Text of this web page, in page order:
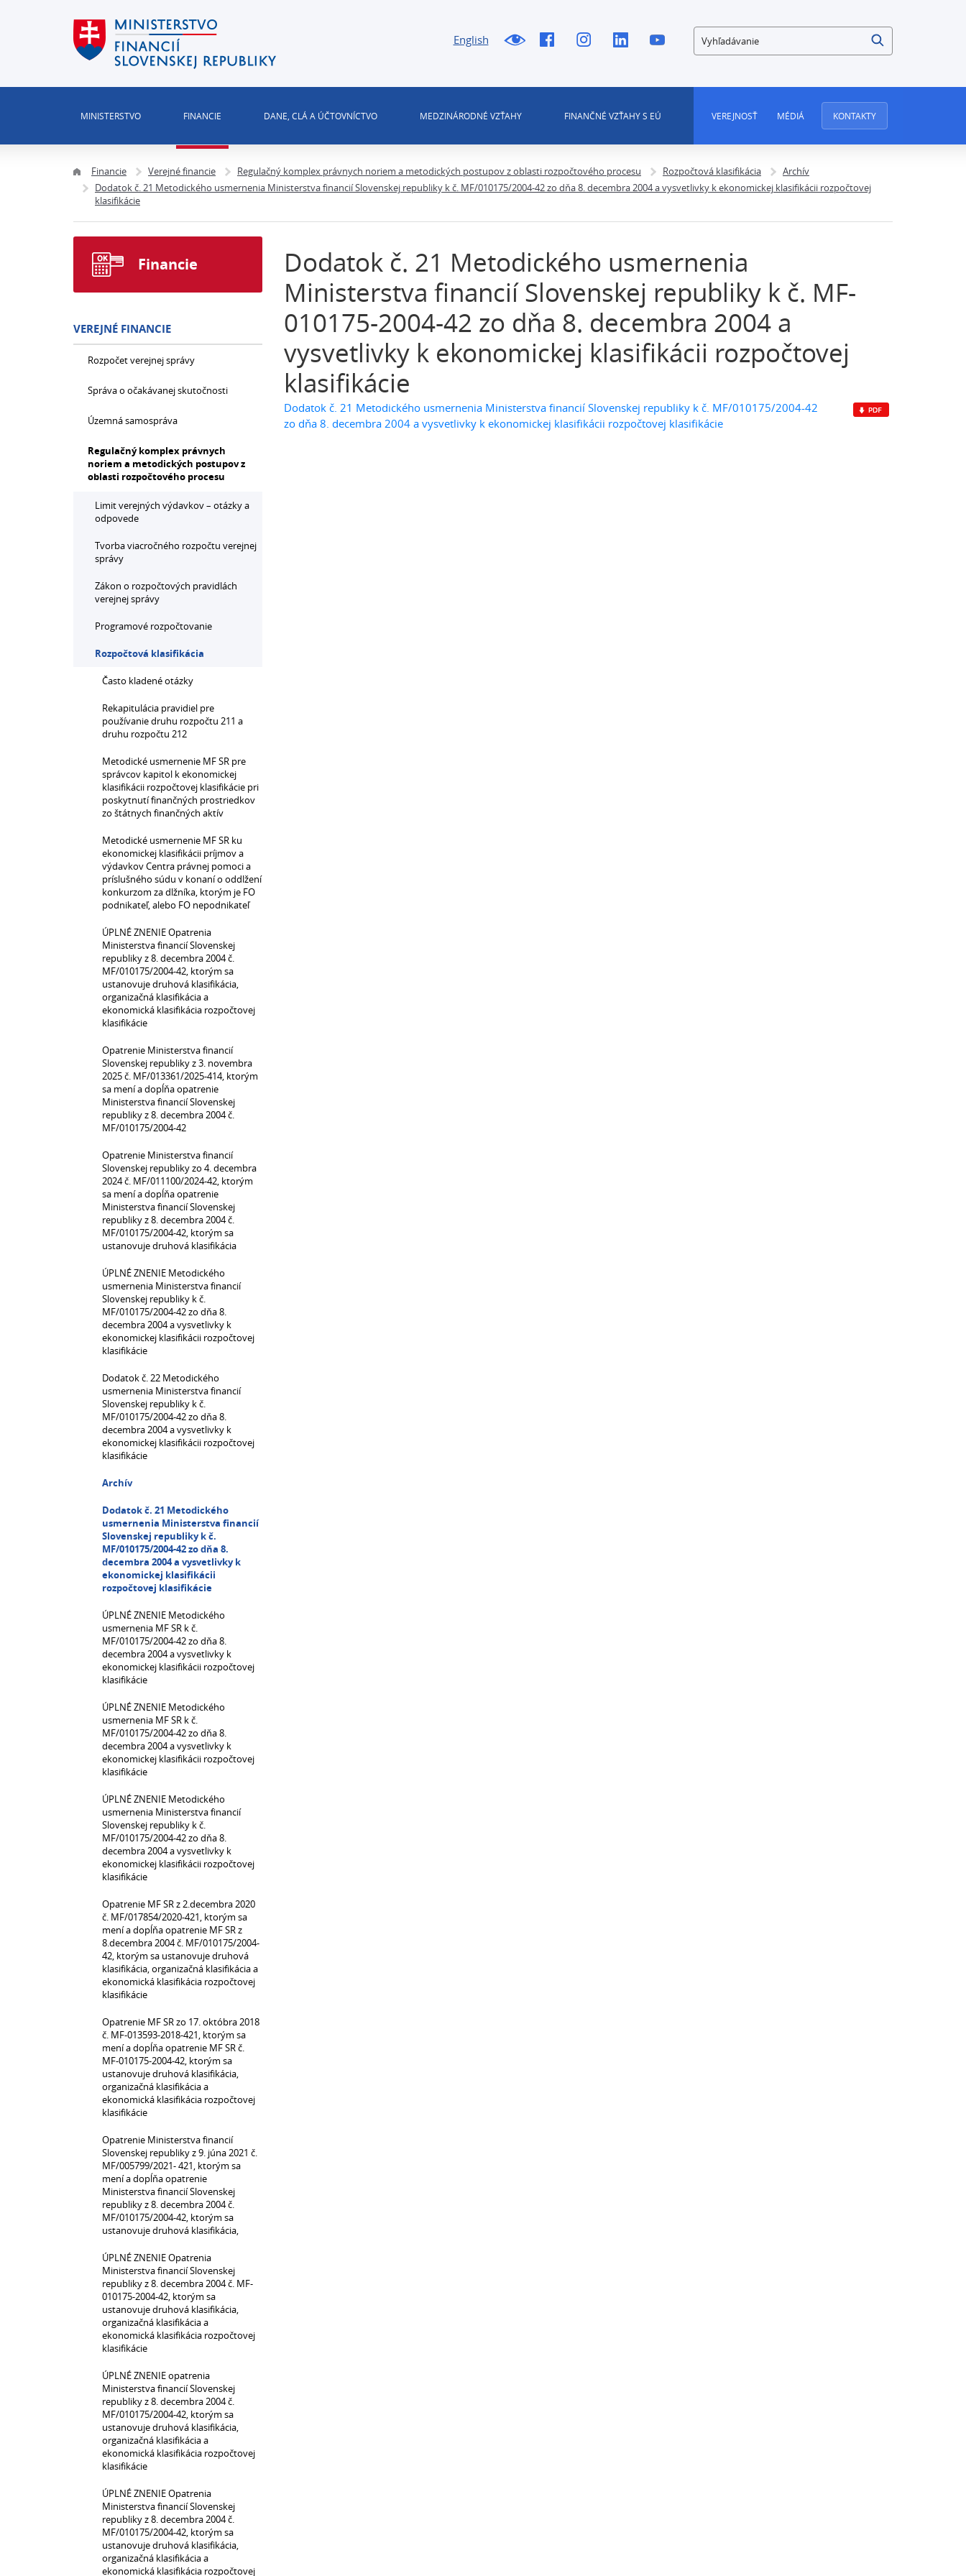
English Vyhľadávanie
MINISTERSTVO FINANCIE DANE, CLÁ A ÚČTOVNÍCTVO MEDZINÁRODNÉ VZŤAHY FINANČNÉ VZŤAHY S EÚ VEREJNOSŤ MÉDIÁ KONTAKTY
Financie Verejné financie Regulačný komplex právnych noriem a metodických postupov z oblasti rozpočtového procesu Rozpočtová klasifikácia
Archív
Dodatok č. 21 Metodického usmernenia Ministerstva financií Slovenskej republiky k č. MF/010175/2004-42 zo dňa 8. decembra 2004 a vysvetlivky k ekonomickej klasifikácii rozpočtovej
klasifikácie
Dodatok č. 21 Metodického usmernenia
Ministerstva financií Slovenskej republiky k č. MF-
010175-2004-42 zo dňa 8. decembra 2004 a
vysvetlivky k ekonomickej klasifikácii rozpočtovej
klasifikácie
Dodatok č. 21 Metodického usmernenia Ministerstva financií Slovenskej republiky k č. MF/010175/2004-42
zo dňa 8. decembra 2004 a vysvetlivky k ekonomickej klasifikácii rozpočtovej klasifikácie
Financie
VEREJNÉ FINANCIE
Rozpočet verejnej správy
Správa o očakávanej skutočnosti
Územná samospráva
Regulačný komplex právnych
noriem a metodických postupov z
oblasti rozpočtového procesu
Limit verejných výdavkov – otázky a
odpovede
Tvorba viacročného rozpočtu verejnej
správy
Zákon o rozpočtových pravidlách
verejnej správy
Programové rozpočtovanie
Rozpočtová klasifikácia
Často kladené otázky
Rekapitulácia pravidiel pre
používanie druhu rozpočtu 211 a
druhu rozpočtu 212
Metodické usmernenie MF SR pre
správcov kapitol k ekonomickej
klasifikácii rozpočtovej klasifikácie pri
poskytnutí finančných prostriedkov
zo štátnych finančných aktív
Metodické usmernenie MF SR ku
ekonomickej klasifikácii príjmov a
výdavkov Centra právnej pomoci a
príslušného súdu v konaní o oddlžení
konkurzom za dlžníka, ktorým je FO
podnikateľ, alebo FO nepodnikateľ
ÚPLNÉ ZNENIE Opatrenia
Ministerstva financií Slovenskej
republiky z 8. decembra 2004 č.
MF/010175/2004-42, ktorým sa
ustanovuje druhová klasifikácia,
organizačná klasifikácia a
ekonomická klasifikácia rozpočtovej
klasifikácie
Opatrenie Ministerstva financií
Slovenskej republiky z 3. novembra
2025 č. MF/013361/2025-414, ktorým
sa mení a dopĺňa opatrenie
Ministerstva financií Slovenskej
republiky z 8. decembra 2004 č.
MF/010175/2004-42
Opatrenie Ministerstva financií
Slovenskej republiky zo 4. decembra
2024 č. MF/011100/2024-42, ktorým
sa mení a dopĺňa opatrenie
Ministerstva financií Slovenskej
republiky z 8. decembra 2004 č.
MF/010175/2004-42, ktorým sa
ustanovuje druhová klasifikácia
ÚPLNÉ ZNENIE Metodického
usmernenia Ministerstva financií
Slovenskej republiky k č.
MF/010175/2004-42 zo dňa 8.
decembra 2004 a vysvetlivky k
ekonomickej klasifikácii rozpočtovej
klasifikácie
Dodatok č. 22 Metodického
usmernenia Ministerstva financií
Slovenskej republiky k č.
MF/010175/2004-42 zo dňa 8.
decembra 2004 a vysvetlivky k
ekonomickej klasifikácii rozpočtovej
klasifikácie
Archív
Dodatok č. 21 Metodického
usmernenia Ministerstva financií
Slovenskej republiky k č.
MF/010175/2004-42 zo dňa 8.
decembra 2004 a vysvetlivky k
ekonomickej klasifikácii
rozpočtovej klasifikácie
ÚPLNÉ ZNENIE Metodického
usmernenia MF SR k č.
MF/010175/2004-42 zo dňa 8.
decembra 2004 a vysvetlivky k
ekonomickej klasifikácii rozpočtovej
klasifikácie
ÚPLNÉ ZNENIE Metodického
usmernenia MF SR k č.
MF/010175/2004-42 zo dňa 8.
decembra 2004 a vysvetlivky k
ekonomickej klasifikácii rozpočtovej
klasifikácie
ÚPLNÉ ZNENIE Metodického
usmernenia Ministerstva financií
Slovenskej republiky k č.
MF/010175/2004-42 zo dňa 8.
decembra 2004 a vysvetlivky k
ekonomickej klasifikácii rozpočtovej
klasifikácie
Opatrenie MF SR z 2.decembra 2020
č. MF/017854/2020-421, ktorým sa
mení a dopĺňa opatrenie MF SR z
8.decembra 2004 č. MF/010175/2004-
42, ktorým sa ustanovuje druhová
klasifikácia, organizačná klasifikácia a
ekonomická klasifikácia rozpočtovej
klasifikácie
Opatrenie MF SR zo 17. októbra 2018
č. MF-013593-2018-421, ktorým sa
mení a dopĺňa opatrenie MF SR č.
MF-010175-2004-42, ktorým sa
ustanovuje druhová klasifikácia,
organizačná klasifikácia a
ekonomická klasifikácia rozpočtovej
klasifikácie
Opatrenie Ministerstva financií
Slovenskej republiky z 9. júna 2021 č.
MF/005799/2021- 421, ktorým sa
mení a dopĺňa opatrenie
Ministerstva financií Slovenskej
republiky z 8. decembra 2004 č.
MF/010175/2004-42, ktorým sa
ustanovuje druhová klasifikácia,
ÚPLNÉ ZNENIE Opatrenia
Ministerstva financií Slovenskej
republiky z 8. decembra 2004 č. MF-
010175-2004-42, ktorým sa
ustanovuje druhová klasifikácia,
organizačná klasifikácia a
ekonomická klasifikácia rozpočtovej
klasifikácie
ÚPLNÉ ZNENIE opatrenia
Ministerstva financií Slovenskej
republiky z 8. decembra 2004 č.
MF/010175/2004-42, ktorým sa
ustanovuje druhová klasifikácia,
organizačná klasifikácia a
ekonomická klasifikácia rozpočtovej
klasifikácie
ÚPLNÉ ZNENIE Opatrenia
Ministerstva financií Slovenskej
republiky z 8. decembra 2004 č.
MF/010175/2004-42, ktorým sa
ustanovuje druhová klasifikácia,
organizačná klasifikácia a
ekonomická klasifikácia rozpočtovej